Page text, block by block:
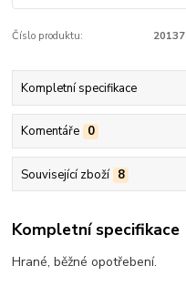
Číslo produktu: 20137
Kompletní specifikace
Komentáře 0
Související zboží 8
Kompletní specifikace
Hrané, běžné opotřebení.